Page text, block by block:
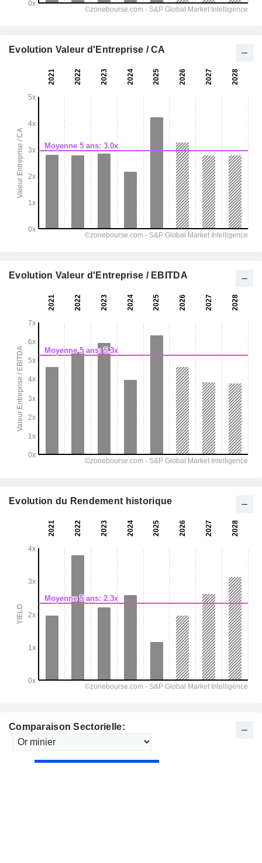
Comparaison Sectorielle:
Evolution Valeur d'Entreprise / CA
Evolution Valeur d'Entreprise / EBITDA
Evolution du Rendement historique